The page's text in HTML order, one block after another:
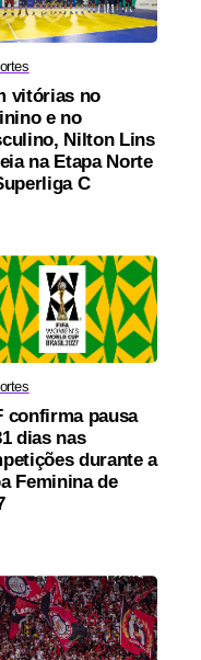
vitórias no
e no
Nilton Lins
na Etapa Norte
C
confirma pausa
dias nas
durante a
Feminina de